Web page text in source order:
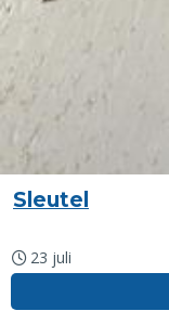
Sleutel
23 juli